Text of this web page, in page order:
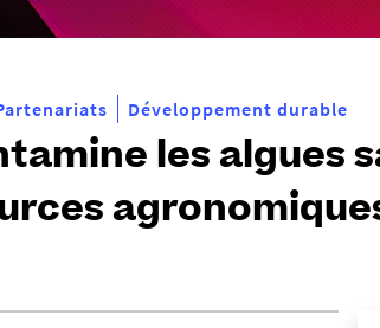
Développement durable
les algues